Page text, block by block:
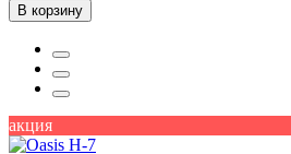
В корзину
акция